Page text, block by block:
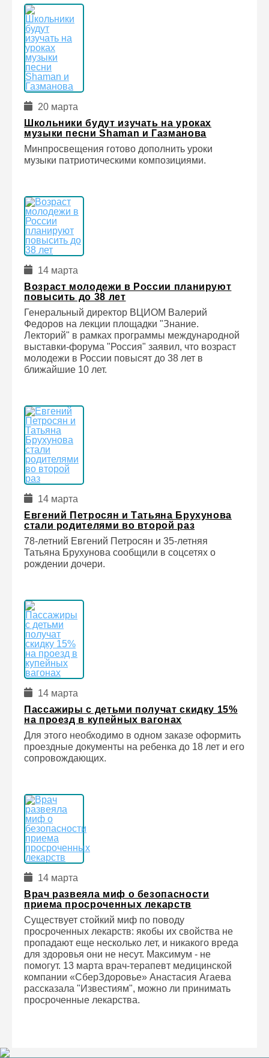
20 марта
Школьники будут изучать на уроках
музыки песни Shaman и Газманова
Минпросвещения готово дополнить уроки
музыки патриотическими композициями.
14 марта
Возраст молодежи в России планируют
повысить до 38 лет
Генеральный директор ВЦИОМ Валерий
Федоров на лекции площадки "Знание.
Лекторий" в рамках программы международной
выставки-форума "Россия" заявил, что возраст
молодежи в России повысят до 38 лет в
ближайшие 10 лет.
14 марта
Евгений Петросян и Татьяна Брухунова
стали родителями во второй раз
78-летний Евгений Петросян и 35-летняя
Татьяна Брухунова сообщили в соцсетях о
рождении дочери.
14 марта
Пассажиры с детьми получат скидку 15%
на проезд в купейных вагонах
Для этого необходимо в одном заказе оформить
проездные документы на ребенка до 18 лет и его
сопровождающих.
14 марта
Врач развеяла миф о безопасности
приема просроченных лекарств
Существует стойкий миф по поводу
просроченных лекарств: якобы их свойства не
пропадают еще несколько лет, и никакого вреда
для здоровья они не несут. Максимум - не
помогут. 13 марта врач-терапевт медицинской
компании «СберЗдоровье» Анастасия Агаева
рассказала "Известиям", можно ли принимать
просроченные лекарства.